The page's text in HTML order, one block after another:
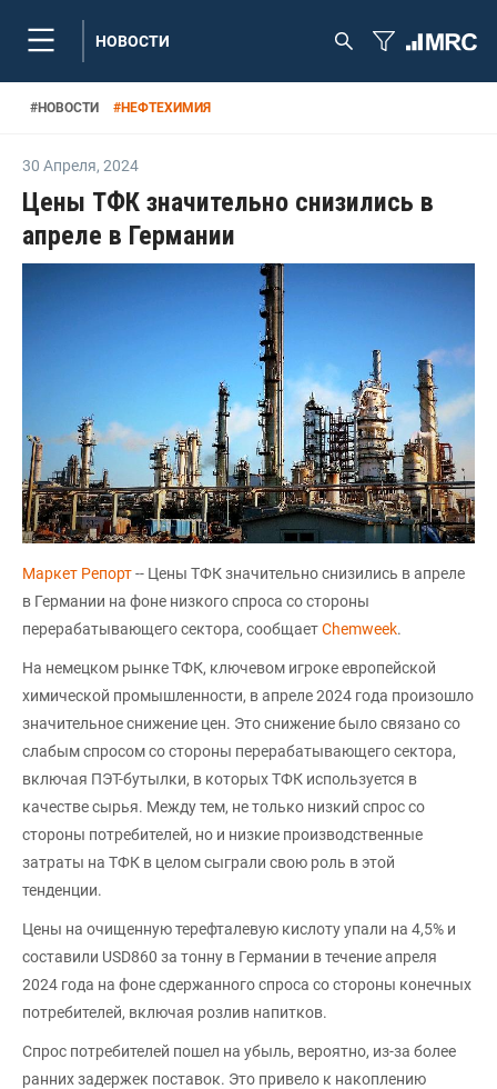
НОВОСТИ
#НОВОСТИ #НЕФТЕХИМИЯ
30 Апреля, 2024
Цены ТФК значительно снизились в
апреле в Германии
Маркет Репорт-- Цены ТФК значительно снизились в апреле
в Германии на фоне низкого спроса со стороны
перерабатывающего сектора, сообщаетChemweek.
На немецком рынке ТФК, ключевом игроке европейской
химической промышленности, в апреле 2024 года произошло
значительное снижение цен. Это снижение было связано со
слабым спросом со стороны перерабатывающего сектора,
включая ПЭТ-бутылки, в которых ТФК используется в
качестве сырья. Между тем, не только низкий спрос со
стороны потребителей, но и низкие производственные
затраты на ТФК в целом сыграли свою роль в этой
тенденции.
Цены на очищенную терефталевую кислоту упали на 4,5% и
составили USD860 за тонну в Германии в течение апреля
2024 года на фоне сдержанного спроса со стороны конечных
потребителей, включая розлив напитков.
Спрос потребителей пошел на убыль, вероятно, из-за более
ранних задержек поставок. Это привело к накоплению